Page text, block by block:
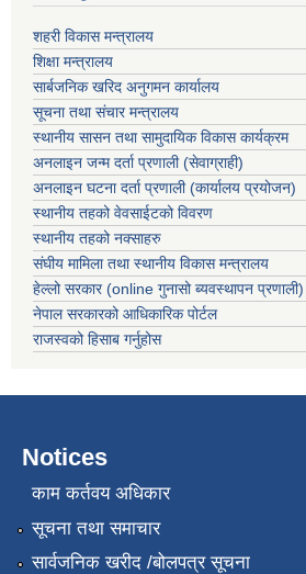
शहरी विकास मन्त्रालय
शिक्षा मन्त्रालय
सार्बजनिक खरिद अनुगमन कार्यालय
सूचना तथा संचार मन्त्रालय
स्थानीय सासन तथा सामुदायिक विकास कार्यक्रम
अनलाइन जन्म दर्ता प्रणाली (सेवाग्राही)
अनलाइन घटना दर्ता प्रणाली (कार्यालय प्रयोजन)
स्थानीय तहको वेवसाईटको विवरण
स्थानीय तहको नक्साहरु
संघीय मामिला तथा स्थानीय विकास मन्त्रालय
हेल्लो सरकार (online गुनासो ब्यवस्थापन प्रणाली)
नेपाल सरकारको आधिकारिक पोर्टल
राजस्वको हिसाब गर्नुहोस
Notices
काम कर्तवय अधिकार
सूचना तथा समाचार
सार्वजनिक खरीद /बोलपत्र सूचना